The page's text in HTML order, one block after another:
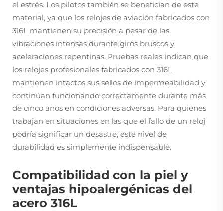
el estrés. Los pilotos también se benefician de este
material, ya que los relojes de aviación fabricados con
316L mantienen su precisión a pesar de las
vibraciones intensas durante giros bruscos y
aceleraciones repentinas. Pruebas reales indican que
los relojes profesionales fabricados con 316L
mantienen intactos sus sellos de impermeabilidad y
continúan funcionando correctamente durante más
de cinco años en condiciones adversas. Para quienes
trabajan en situaciones en las que el fallo de un reloj
podría significar un desastre, este nivel de
durabilidad es simplemente indispensable.
Compatibilidad con la piel y
ventajas hipoalergénicas del
acero 316L